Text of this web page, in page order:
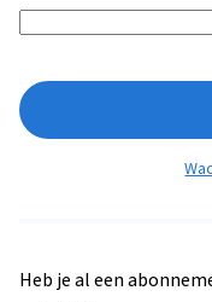
Heb je al een